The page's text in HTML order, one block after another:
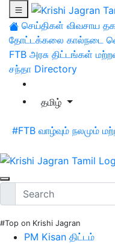
செய்திகள் விவசாய
தோட்டக்கலை கால்நடை
FTB அரசு திட்டங்கள்
சந்தா Directory
தமிழ்
#FTB வாழ்வும் நலமும்
#Top on Krishi Jagran
PM Kisan திட்டம்